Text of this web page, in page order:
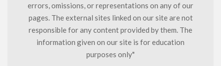
errors, omissions, or representations on any of our
pages. The external sites linked on our site are not
responsible for any content provided by them. The
information given on our site is for education
purposes only"